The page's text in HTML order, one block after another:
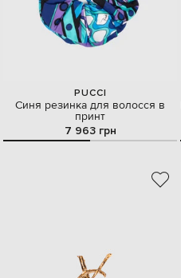
PUCCI
Синя резинка для волосся в
принт
7 963 грн